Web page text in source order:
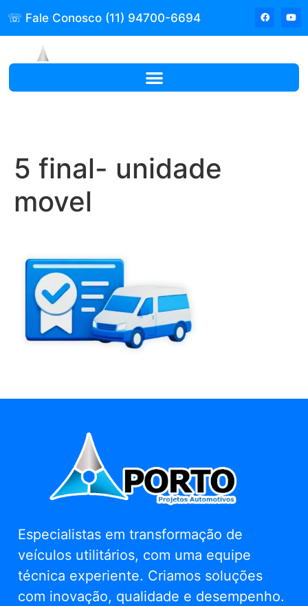
☏ Fale Conosco (11) 94700-6694
5 final- unidade
movel
Especialistas em transformação de
veículos utilitários, com uma equipe
técnica experiente. Criamos soluções
com inovação, qualidade e desempenho.